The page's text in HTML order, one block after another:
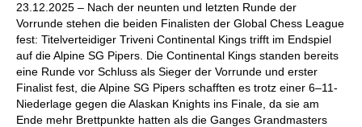
23.12.2025 – Nach der neunten und letzten Runde der
Vorrunde stehen die beiden Finalisten der Global Chess League
fest: Titelverteidiger Triveni Continental Kings trifft im Endspiel
auf die Alpine SG Pipers. Die Continental Kings standen bereits
eine Runde vor Schluss als Sieger der Vorrunde und erster
Finalist fest, die Alpine SG Pipers schafften es trotz einer 6–11-
Niederlage gegen die Alaskan Knights ins Finale, da sie am
Ende mehr Brettpunkte hatten als die Ganges Grandmasters